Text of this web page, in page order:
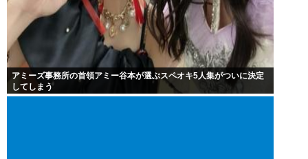
アミーズ事務所の首領アミー谷本が選ぶスペオキ5人集がついに決定
してしまう